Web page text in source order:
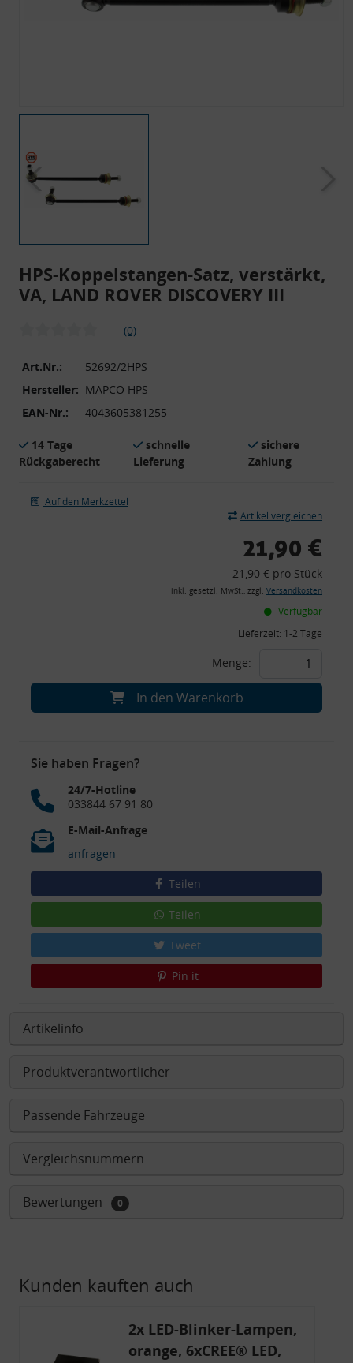
HPS-Koppelstangen-Satz, verstärkt,
VA, LAND ROVER DISCOVERY III
(0)
Art.Nr.:
52692/2HPS
Hersteller: MAPCO HPS
EAN-Nr.:
4043605381255
14 Tage
Rückgaberecht
schnelle
Lieferung
sichere
Zahlung
Auf den Merkzettel
Artikel vergleichen
21,90 €
21,90 € pro Stück
inkl. gesetzl. MwSt., zzgl. Versandkosten
Verfügbar
Lieferzeit: 1-2 Tage
Menge:
In den Warenkorb
Sie haben Fragen?
24/7-Hotline
033844 67 91 80
E-Mail-Anfrage
anfragen
Teilen
Teilen
Tweet
Pin it
Artikelinfo
Produktverantwortlicher
Passende Fahrzeuge
Vergleichsnummern
Bewertungen 0
Kunden kauften auch
2x LED-Blinker-Lampen,
orange, 6xCREE® LED,